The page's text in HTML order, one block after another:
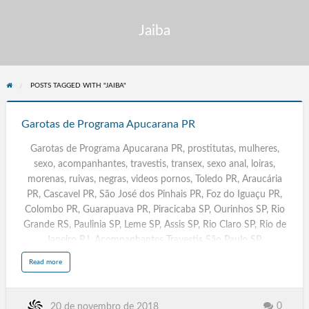
Jaiba
POSTS TAGGED WITH "JAIBA"
Apucarana
Garotas de Programa Apucarana PR
Garotas de Programa Apucarana PR, prostitutas, mulheres,
sexo, acompanhantes, travestis, transex, sexo anal, loiras,
morenas, ruivas, negras, videos pornos, Toledo PR, Araucária
PR, Cascavel PR, São José dos Pinhais PR, Foz do Iguaçu PR,
Colombo PR, Guarapuava PR, Piracicaba SP, Ourinhos SP, Rio
Grande RS, Paulinia SP, Leme SP, Assis SP, Rio Claro SP, Rio de
Janeiro RJ, Acompanhantes Travestis São Paulo SP,
Massagistas. Salvador BA, Campinas SP, Fortaleza CE,
Sorocaba, Caracas Venezuela, Belem PA, Campinas. Recife PE,
Travestis, Transex, Escorts, Goiânia GYN GO, Palmas TO,
Aracaju SE, Florianópolis SC.
Read morea
t
20 de novembro de 2018 0